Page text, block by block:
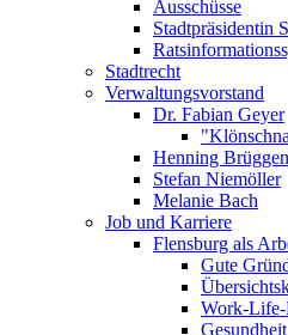
Ausschüsse
Stadtpräsidentin
Stadtrecht
Verwaltungsvorstand
Dr. Fabian Geyer
Henning
Stefan Niemöller
Melanie Bach
Job und Karriere
Flensburg als
Gute
Work-Life-
Gesundheit